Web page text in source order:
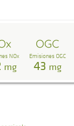
NOx
mg
Emisiones OGC
43 mg